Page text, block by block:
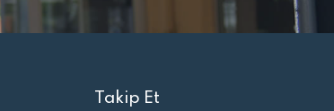
Takip Et